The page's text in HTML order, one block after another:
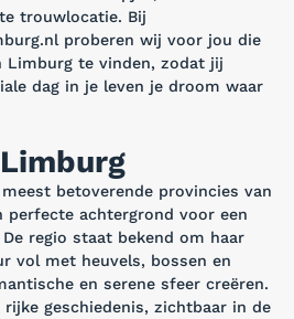
trouwlocatie. Bij
proberen wij voor jou die
Limburg te vinden, zodat jij
dag in je leven je droom waar
betoverende provincies van
perfecte achtergrond voor een
regio staat bekend om haar
vol met heuvels, bossen en
en serene sfeer creëren.
geschiedenis, zichtbaar in de